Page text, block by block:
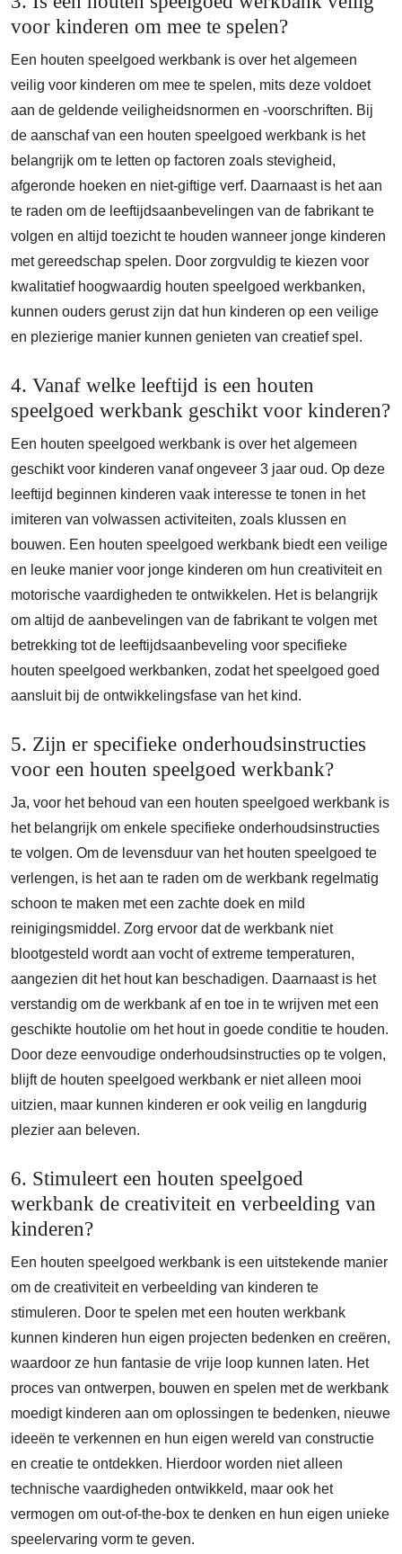
voor kinderen om mee te spelen?
Een houten speelgoed werkbank is over het algemeen
veilig voor kinderen om mee te spelen, mits deze voldoet
aan de geldende veiligheidsnormen en -voorschriften. Bij
de aanschaf van een houten speelgoed werkbank is het
belangrijk om te letten op factoren zoals stevigheid,
afgeronde hoeken en niet-giftige verf. Daarnaast is het aan
te raden om de leeftijdsaanbevelingen van de fabrikant te
volgen en altijd toezicht te houden wanneer jonge kinderen
met gereedschap spelen. Door zorgvuldig te kiezen voor
kwalitatief hoogwaardig houten speelgoed werkbanken,
kunnen ouders gerust zijn dat hun kinderen op een veilige
en plezierige manier kunnen genieten van creatief spel.
4. Vanaf welke leeftijd is een houten
speelgoed werkbank geschikt voor kinderen?
Een houten speelgoed werkbank is over het algemeen
geschikt voor kinderen vanaf ongeveer 3 jaar oud. Op deze
leeftijd beginnen kinderen vaak interesse te tonen in het
imiteren van volwassen activiteiten, zoals klussen en
bouwen. Een houten speelgoed werkbank biedt een veilige
en leuke manier voor jonge kinderen om hun creativiteit en
motorische vaardigheden te ontwikkelen. Het is belangrijk
om altijd de aanbevelingen van de fabrikant te volgen met
betrekking tot de leeftijdsaanbeveling voor specifieke
houten speelgoed werkbanken, zodat het speelgoed goed
aansluit bij de ontwikkelingsfase van het kind.
5. Zijn er specifieke onderhoudsinstructies
voor een houten speelgoed werkbank?
Ja, voor het behoud van een houten speelgoed werkbank is
het belangrijk om enkele specifieke onderhoudsinstructies
te volgen. Om de levensduur van het houten speelgoed te
verlengen, is het aan te raden om de werkbank regelmatig
schoon te maken met een zachte doek en mild
reinigingsmiddel. Zorg ervoor dat de werkbank niet
blootgesteld wordt aan vocht of extreme temperaturen,
aangezien dit het hout kan beschadigen. Daarnaast is het
verstandig om de werkbank af en toe in te wrijven met een
geschikte houtolie om het hout in goede conditie te houden.
Door deze eenvoudige onderhoudsinstructies op te volgen,
blijft de houten speelgoed werkbank er niet alleen mooi
uitzien, maar kunnen kinderen er ook veilig en langdurig
plezier aan beleven.
6. Stimuleert een houten speelgoed
werkbank de creativiteit en verbeelding van
kinderen?
Een houten speelgoed werkbank is een uitstekende manier
om de creativiteit en verbeelding van kinderen te
stimuleren. Door te spelen met een houten werkbank
kunnen kinderen hun eigen projecten bedenken en creëren,
waardoor ze hun fantasie de vrije loop kunnen laten. Het
proces van ontwerpen, bouwen en spelen met de werkbank
moedigt kinderen aan om oplossingen te bedenken, nieuwe
ideeën te verkennen en hun eigen wereld van constructie
en creatie te ontdekken. Hierdoor worden niet alleen
technische vaardigheden ontwikkeld, maar ook het
vermogen om out-of-the-box te denken en hun eigen unieke
speelervaring vorm te geven.